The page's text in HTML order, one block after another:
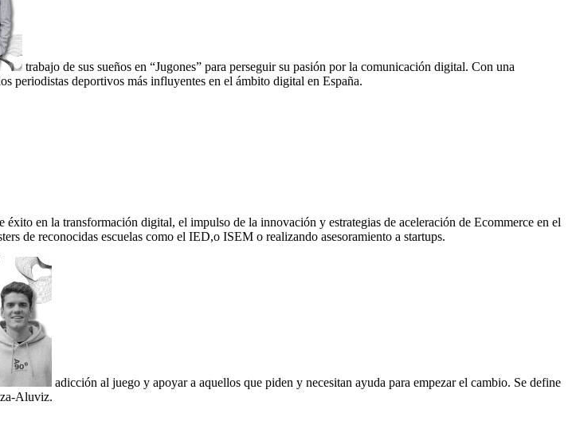
trabajo de sus sueños en “Jugones” para perseguir su pasión por la comunicación digital. Con una
periodistas deportivos más influyentes en el ámbito digital en España.
en la transformación digital, el impulso de la innovación y estrategias de aceleración de Ecommerce en el
de reconocidas escuelas como el IED,o ISEM o realizando asesoramiento a startups.
adicción al juego y apoyar a aquellos que piden y necesitan ayuda para empezar el cambio. Se define
Aluviz.